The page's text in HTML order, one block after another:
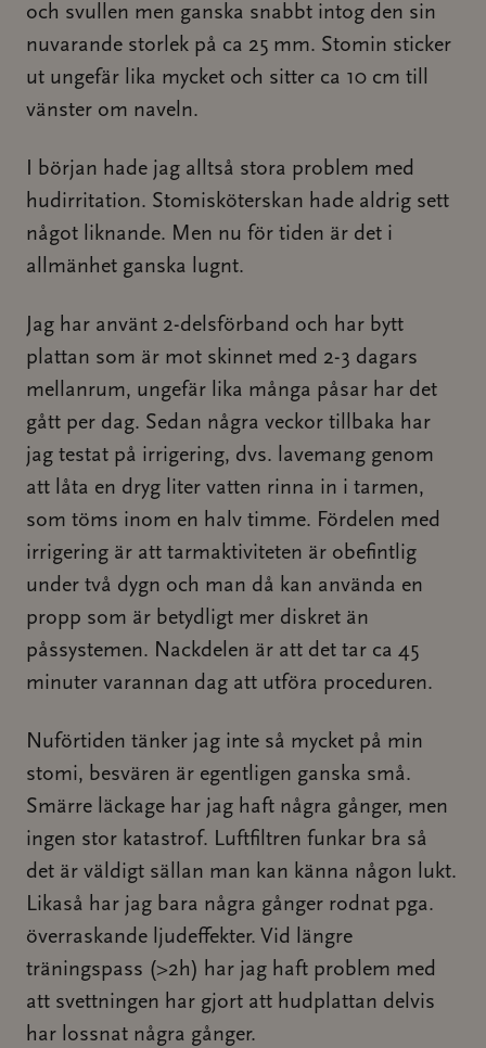
och svullen men ganska snabbt intog den sin
nuvarande storlek på ca 25 mm. Stomin sticker
ut ungefär lika mycket och sitter ca 10 cm till
vänster om naveln.
I början hade jag alltså stora problem med
hudirritation. Stomisköterskan hade aldrig sett
något liknande. Men nu för tiden är det i
allmänhet ganska lugnt.
Jag har använt 2-delsförband och har bytt
plattan som är mot skinnet med 2-3 dagars
mellanrum, ungefär lika många påsar har det
gått per dag. Sedan några veckor tillbaka har
jag testat på irrigering, dvs. lavemang genom
att låta en dryg liter vatten rinna in i tarmen,
som töms inom en halv timme. Fördelen med
irrigering är att tarmaktiviteten är obefintlig
under två dygn och man då kan använda en
propp som är betydligt mer diskret än
påssystemen. Nackdelen är att det tar ca 45
minuter varannan dag att utföra proceduren.
Nuförtiden tänker jag inte så mycket på min
stomi, besvären är egentligen ganska små.
Smärre läckage har jag haft några gånger, men
ingen stor katastrof. Luftfiltren funkar bra så
det är väldigt sällan man kan känna någon lukt.
Likaså har jag bara några gånger rodnat pga.
överraskande ljudeffekter. Vid längre
träningspass (>2h) har jag haft problem med
att svettningen har gjort att hudplattan delvis
har lossnat några gånger.